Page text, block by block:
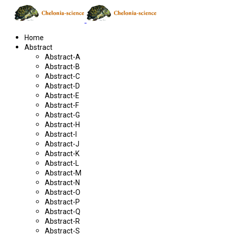
Home
Abstract
Abstract-A
Abstract-B
Abstract-C
Abstract-D
Abstract-E
Abstract-F
Abstract-G
Abstract-H
Abstract-I
Abstract-J
Abstract-K
Abstract-L
Abstract-M
Abstract-N
Abstract-O
Abstract-P
Abstract-Q
Abstract-R
Abstract-S